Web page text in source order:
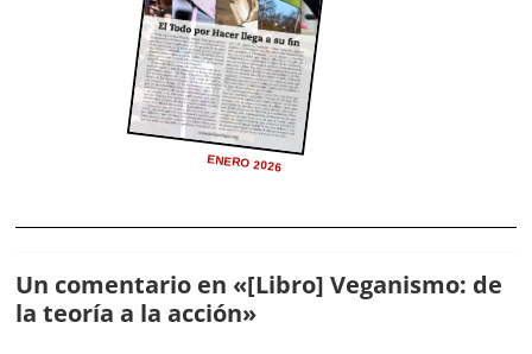
ENERO 2026
Un comentario en «[Libro] Veganismo: de
la teoría a la acción»